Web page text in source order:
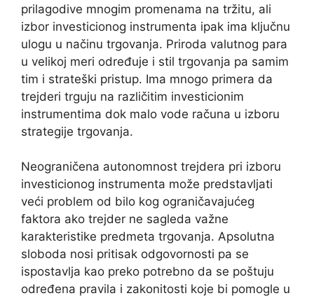
prilagodive mnogim promenama na tržitu, ali
izbor investicionog instrumenta ipak ima ključnu
ulogu u načinu trgovanja. Priroda valutnog para
u velikoj meri određuje i stil trgovanja pa samim
tim i strateški pristup. Ima mnogo primera da
trejderi trguju na različitim investicionim
instrumentima dok malo vode računa u izboru
strategije trgovanja.
Neograničena autonomnost trejdera pri izboru
investicionog instrumenta može predstavljati
veći problem od bilo kog ograničavajućeg
faktora ako trejder ne sagleda važne
karakteristike predmeta trgovanja. Apsolutna
sloboda nosi pritisak odgovornosti pa se
ispostavlja kao preko potrebno da se poštuju
određena pravila i zakonitosti koje bi pomogle u